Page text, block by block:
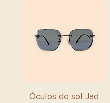
Óculos de sol Jad